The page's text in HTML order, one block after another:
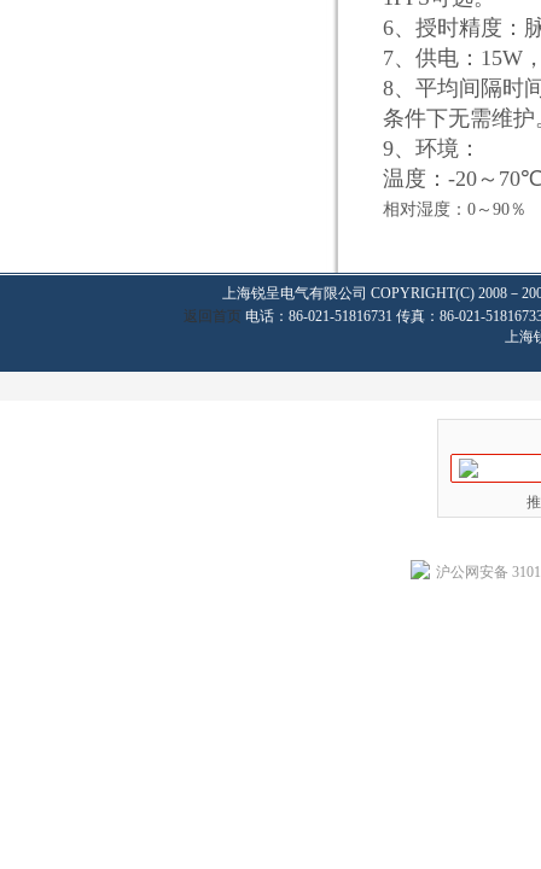
6、授时精度：
7、供电： 15W
8、平均间隔时
条件下无需维护
9、环境：
温度： -20～ 70℃
相对湿度： 0～ 90％
上海锐呈电气有限公司 COPYRIGHT(C) 2008－
返回首页 电话：86-021-51816731 传真：86-021-
上海
沪公网安备